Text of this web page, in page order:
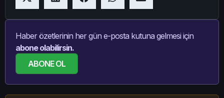
Haber özetlerinin her gün e-posta kutuna gelmesi için
abone olabilirsin.
ABONE OL